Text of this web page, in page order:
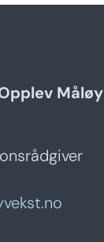
Måløy